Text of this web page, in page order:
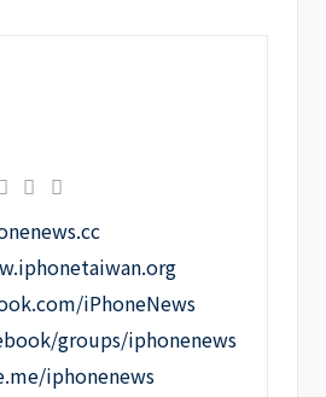
iPhoneNews
groups/iphonenews
iphonenews